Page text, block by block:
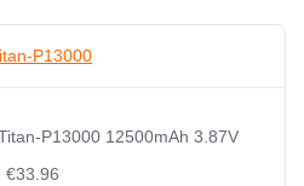
P13000 12500mAh 3.87V
€33.96